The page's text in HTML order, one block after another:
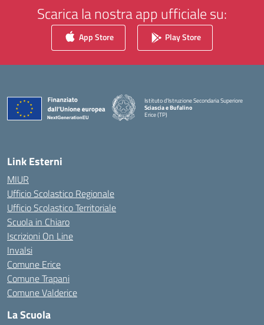
Scarica la nostra app ufficiale su:
App Store Play Store
Istituto d'Istruzione Secondaria Superiore
Sciascia e Bufalino
Erice (TP)
Link Esterni
MIUR
Ufficio Scolastico Regionale
Ufficio Scolastico Territoriale
Scuola in Chiaro
Iscrizioni On Line
Invalsi
Comune Erice
Comune Trapani
Comune Valderice
La Scuola